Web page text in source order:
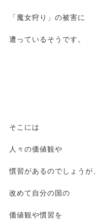
「魔女狩り」の被害に
遭っているそうです。
そこには
人々の価値観や
慣習があるのでしょうが、
改めて自分の国の
価値観や慣習を